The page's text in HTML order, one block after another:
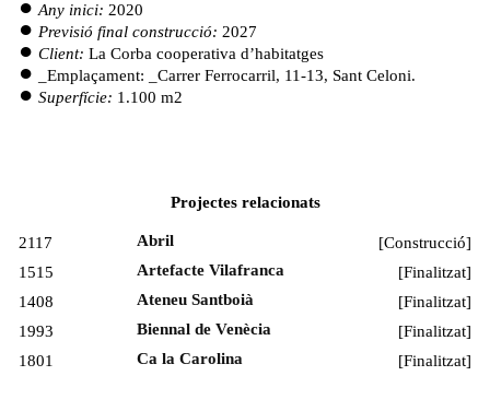
Any inici: 2020
Previsió final construcció: 2027
Client: La Corba cooperativa d’habitatges
_Emplaçament: _Carrer Ferrocarril, 11-13, Sant Celoni.
Superfície: 1.100 m2
Projectes relacionats
2117 Abril [Construcció]
1515
Artefacte Vilafranca [Finalitzat]
1408
Ateneu Santboià [Finalitzat]
1993
Biennal de Venècia [Finalitzat]
1801
Ca la Carolina [Finalitzat]